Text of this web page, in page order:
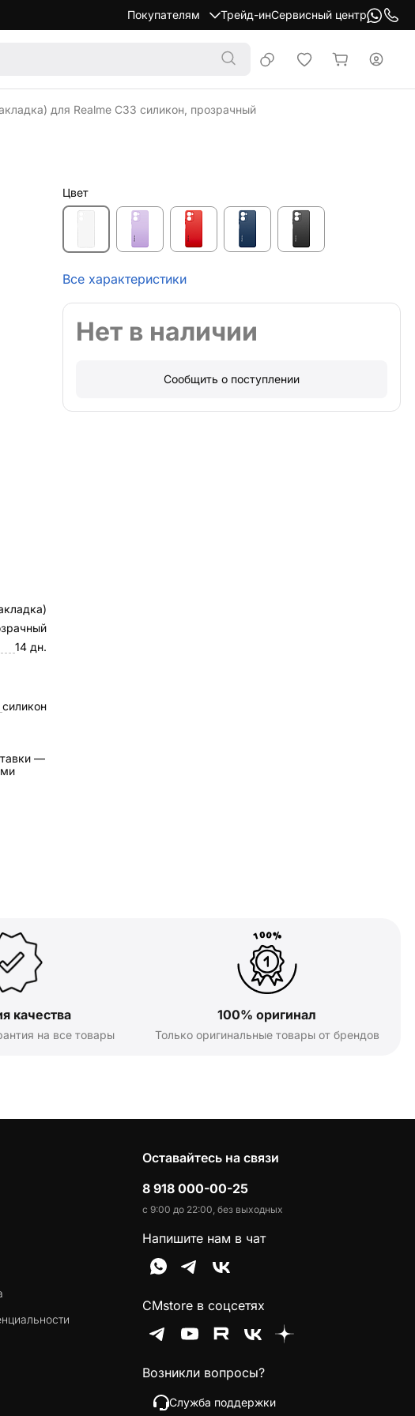
Покупателям Трейд-инСервисный центр
для Realme C33 силикон, прозрачный
14 дн.
силикон
—
Цвет
Все характеристики
Нет в наличии
Сообщить о поступлении
качества
на все товары
100% оригинал
Только оригинальные товары от брендов
Оставайтесь на связи
8 918 000-00-25
с 9:00 до 22:00, без выходных
Напишите нам в чат
CMstore в соцсетях
Возникли вопросы?
Служба поддержки